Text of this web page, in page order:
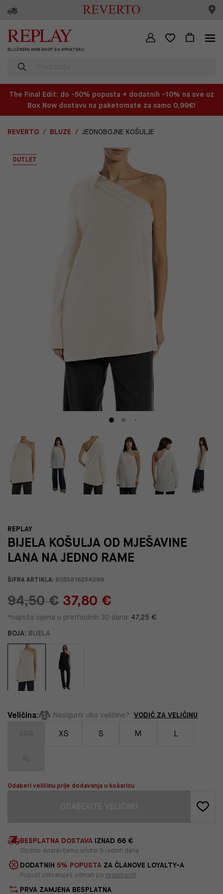
SLUŽBENI WEB SHOP ZA HRVATSKU
The Final Edit: do -50% popusta + dodatnih -10% na sve uz
Box Now dostavu na paketomate za samo 0,99€!
REVERTO BLUZE JEDNOBOJNE KOŠULJE
OUTLET
REPLAY
BIJELA KOŠULJA OD MJEŠAVINE
LANA NA JEDNO RAME
ŠIFRA ARTIKLA: 8053816254299
94,50 € 37,80 €
*najniža cijena u prethodnih 30 dana: 47,25 €
BOJA: BIJELA
Veličina: Nesigurni oko veličine? VODIČ ZA VELIČINU
XS S M L
Odaberi veličinu prije dodavanja u košaricu
BESPLATNA DOSTAVA IZNAD 66 €
Obično dostavljamo unutar 5 radnih dana
DODATNIH 5% POPUSTA ZA ČLANOVE LOYALTY-A
Popust ostvaruješ odmah po registraciji
PRVA ZAMJENA BESPLATNA